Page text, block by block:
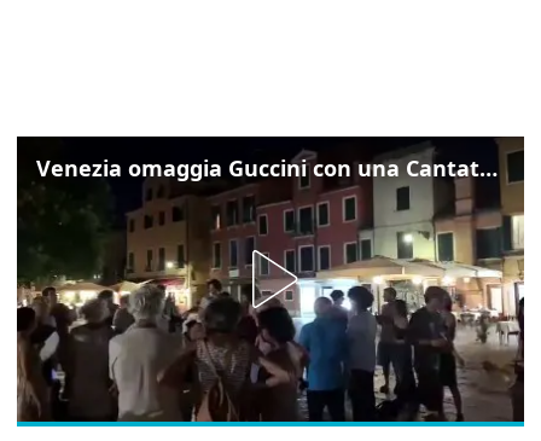
Venezia omaggia Guccini con una Cantata Anarchica in campo Santa Margherita